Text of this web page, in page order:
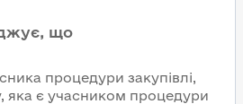
що
процедури закупівлі,
яка є учасником процедури